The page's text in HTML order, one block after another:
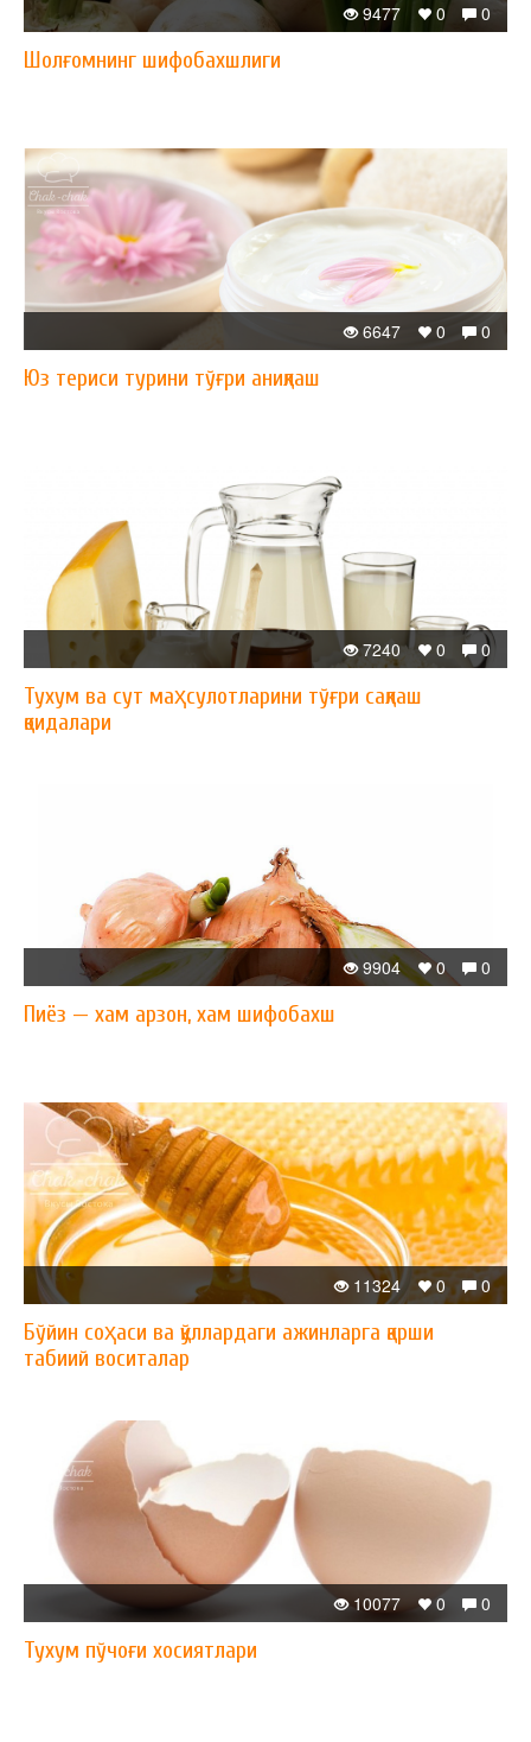
0
0
9477
Шолғомнинг шифобахшлиги
0
0
6647
Юз териси турини тўғри аниқлаш
0
0
7240
Тухум ва сут маҳсулотларини тўғри сақлаш
қоидалари
0
0
9904
Пиёз — xам арзон, xам шифобахш
0
0
11324
Бўйин соҳаси ва қўллардаги ажинларга қарши
табиий воситалар
0
0
10077
Тухум пўчоғи хосиятлари